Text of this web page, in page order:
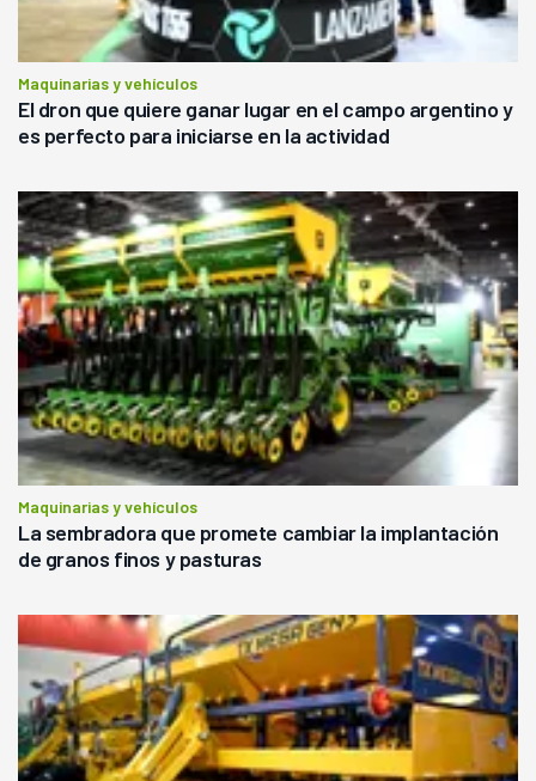
Maquinarias y vehículos
El dron que quiere ganar lugar en el campo argentino y
es perfecto para iniciarse en la actividad
Maquinarias y vehículos
La sembradora que promete cambiar la implantación
de granos finos y pasturas